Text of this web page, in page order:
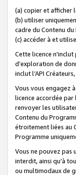
(a) copier et afficher
(b) utiliser
cadre du Contenu
(c) accéder à et
Cette licence
d’exploration de
inclut l’API
Vous vous engagez
licence accordée
renvoyer les
Contenu du
étroitement liées au
Programme
Vous ne pouvez pas
interdit, ainsi qu’à
ou multimodaux de